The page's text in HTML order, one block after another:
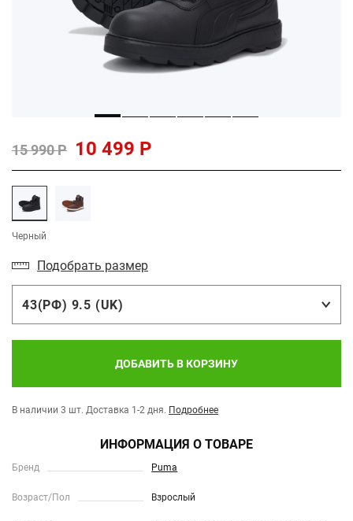
15 990 Р 10 499 Р
Черный
Подобрать размер
43(РФ) 9.5 (UK)
ДОБАВИТЬ В КОРЗИНУ
В наличии 3 шт. Доставка 1-2 дня. Подробнее
ИНФОРМАЦИЯ О ТОВАРЕ
Бренд Puma
Возраст/Пол Взрослый